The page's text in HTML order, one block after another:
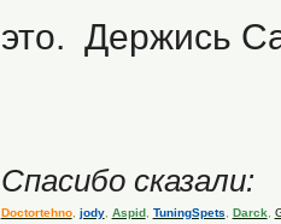
это. Держись
Спасибо сказали:
Doctortehno, jody, Aspid, TuningSpets Darck